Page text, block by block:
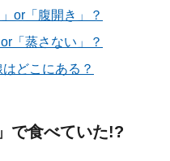
or「腹開き」？
「蒸さない」？
どこにある？
で食べていた!?